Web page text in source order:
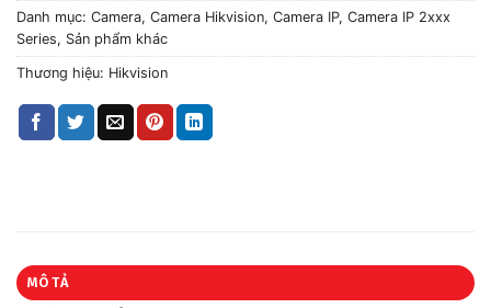
Danh mục: Camera, Camera Hikvision, Camera IP, Camera IP 2xxx
Series, Sản phẩm khác
Thương hiệu: Hikvision
MÔ TẢ